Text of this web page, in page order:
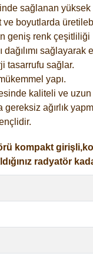
sağlanan yüksek
ve boyutlarda
geniş renk çeşitliliği
sağlayarak
tasarrufu sağlar.
yapı.
kaliteli ve
ağırlık
kompakt
radyatör